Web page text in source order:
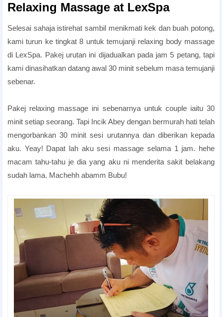
Relaxing Massage at LexSpa
Selesai sahaja istirehat sambil menikmati kek dan buah potong,
kami turun ke tingkat 8 untuk temujanji relaxing body massage
di LexSpa. Pakej urutan ini dijadualkan pada jam 5 petang, tapi
kami dinasihatkan datang awal 30 minit sebelum masa temujanji
sebenar.
Pakej relaxing massage ini sebenarnya untuk couple iaitu 30
minit setiap seorang. Tapi Incik Abey dengan bermurah hati telah
mengorbankan 30 minit sesi urutannya dan diberikan kepada
aku. Yeay! Dapat lah aku sesi massage selama 1 jam. hehe
macam tahu-tahu je dia yang aku ni menderita sakit belakang
sudah lama. Machehh abamm Bubu!